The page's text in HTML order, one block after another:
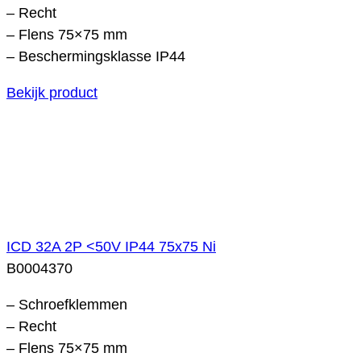
– Recht
– Flens 75×75 mm
– Beschermingsklasse IP44
Bekijk product
ICD 32A 2P <50V IP44 75x75 Ni
B0004370
– Schroefklemmen
– Recht
– Flens 75×75 mm